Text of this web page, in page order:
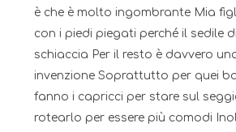
è che è molto ingombrante Mia
con i piedi piegati perché il sedile
schiaccia Per il resto è davvero
invenzione Soprattutto per quei
fanno i capricci per stare sul
rotearlo per essere più comodi